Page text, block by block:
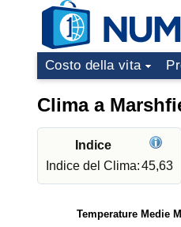
Costo della vita
Clima a
Indice
Indice del Clima:45,63
Temperature Medie